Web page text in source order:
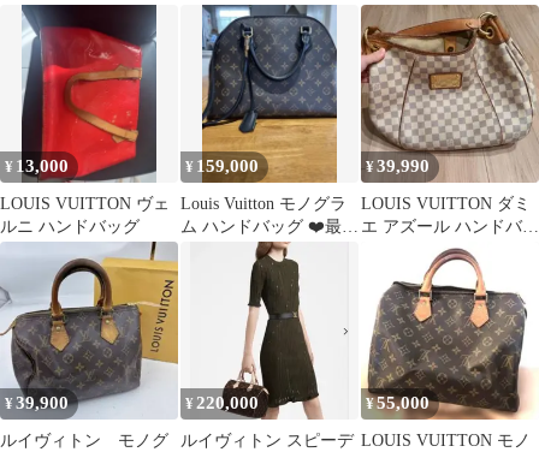
ライン
ッグ トートバッグ
黒 M59262
¥ 13,000
LOUIS VUITTON ヴェ
ルニ ハンドバッグ
¥ 159,000
Louis Vuitton モノグラ
ム ハンドバッグ ❤️最終
お値下げ本日迄❤️
¥39,990
LOUIS VUITTON ダミ
エ アズール ハンドバッ
¥39,900
ルイヴィトン モノグ
¥220,000
ルイヴィトン スピーデ
¥55,000
LOUIS VUITTON モノ